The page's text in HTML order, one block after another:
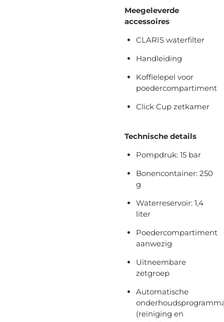
Meegeleverde
accessoires
CLARIS waterfilter
Handleiding
Koffielepel voor
poedercompartiment
Click Cup zetkamer
Technische details
Pompdruk: 15 bar
Bonencontainer: 250
g
Waterreservoir: 1,4
liter
Poedercompartiment
aanwezig
Uitneembare
zetgroep
Automatische
(reiniging en